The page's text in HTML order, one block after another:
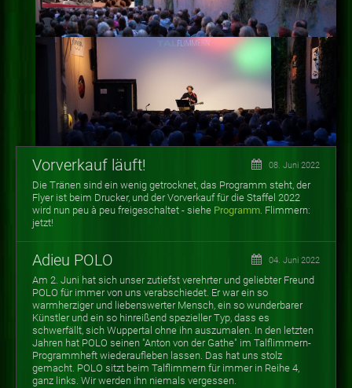
Vorverkauf läuft! 08. Juni 2022
Die Tränen sind ein wenig getrocknet, das Programm steht, der
Flyer ist beim Drucker, und der Vorverkauf für die Staffel 2022
wird nun peu à peu freigeschaltet - siehe Programm. Flimmern:
jetzt!
Adieu POLO 04. Juni 2022
Am 2. Juni hat sich unser zutiefst verehrter und geliebter Freund
POLO für immer von uns verabschiedet. Er war ein so
warmherziger und liebenswerter Mensch, ein so wunderbarer
Künstler und ein so hinreißend spezieller Typ, dass es
schwerfällt, sich Wuppertal ohne ihn auszumalen. In den letzten
Jahren hat POLO seinen "Anton von der Gathe" im Talflimmern-
Programmheft wiederaufleben lassen. Das hat uns stolz
gemacht. POLO sitzt beim Talflimmern für immer in Reihe 4,
ganz links. Wir werden ihn niemals vergessen.